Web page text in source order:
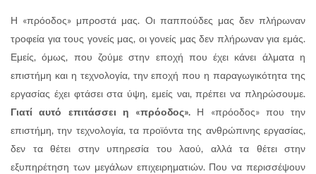
Η «πρόοδος» μπροστά μας. Οι παππούδες μας δεν πλήρωναν
τροφεία για τους γονείς μας, οι γονείς μας δεν πλήρωναν για εμάς.
Εμείς, όμως, που ζούμε στην εποχή που έχει κάνει άλματα η
επιστήμη και η τεχνολογία, την εποχή που η παραγωγικότητα της
εργασίας έχει φτάσει στα ύψη, εμείς ναι, πρέπει να πληρώσουμε.
Γιατί αυτό επιτάσσει η «πρόοδος». Η «πρόοδος» που την
επιστήμη, την τεχνολογία, τα προϊόντα της ανθρώπινης εργασίας,
δεν τα θέτει στην υπηρεσία του λαού, αλλά τα θέτει στην
εξυπηρέτηση των μεγάλων επιχειρηματιών. Που να περισσέψουν